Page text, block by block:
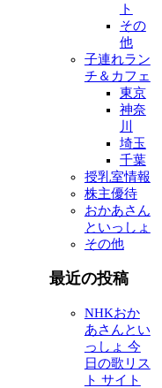
ト
その
他
子連れラン
チ＆カフェ
東京
神奈
川
埼玉
千葉
授乳室情報
株主優待
おかあさん
といっしょ
その他
最近の投稿
NHKおか
あさんとい
っしょ 今
日の歌リス
ト サイト